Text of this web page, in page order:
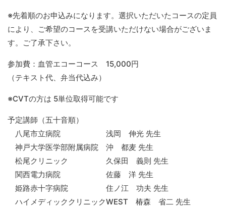
※先着順のお申込みになります。選択いただいたコースの定員
により、ご希望のコースを受講いただけない場合がございま
す。ご了承下さい。
参加費：血管エコーコース 15,000円
（テキスト代、弁当代込み）
※CVTの方は 5単位取得可能です
予定講師（五十音順）
八尾市立病院 浅岡 伸光 先生
神戸大学医学部附属病院 沖 都麦 先生
松尾クリニック 久保田 義則 先生
関西電力病院 佐藤 洋 先生
姫路赤十字病院 住ノ江 功夫 先生
ハイメディッククリニックWEST 椿森 省二 先生